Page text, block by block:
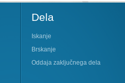
Dela
Iskanje
Brskanje
Oddaja zaključnega dela